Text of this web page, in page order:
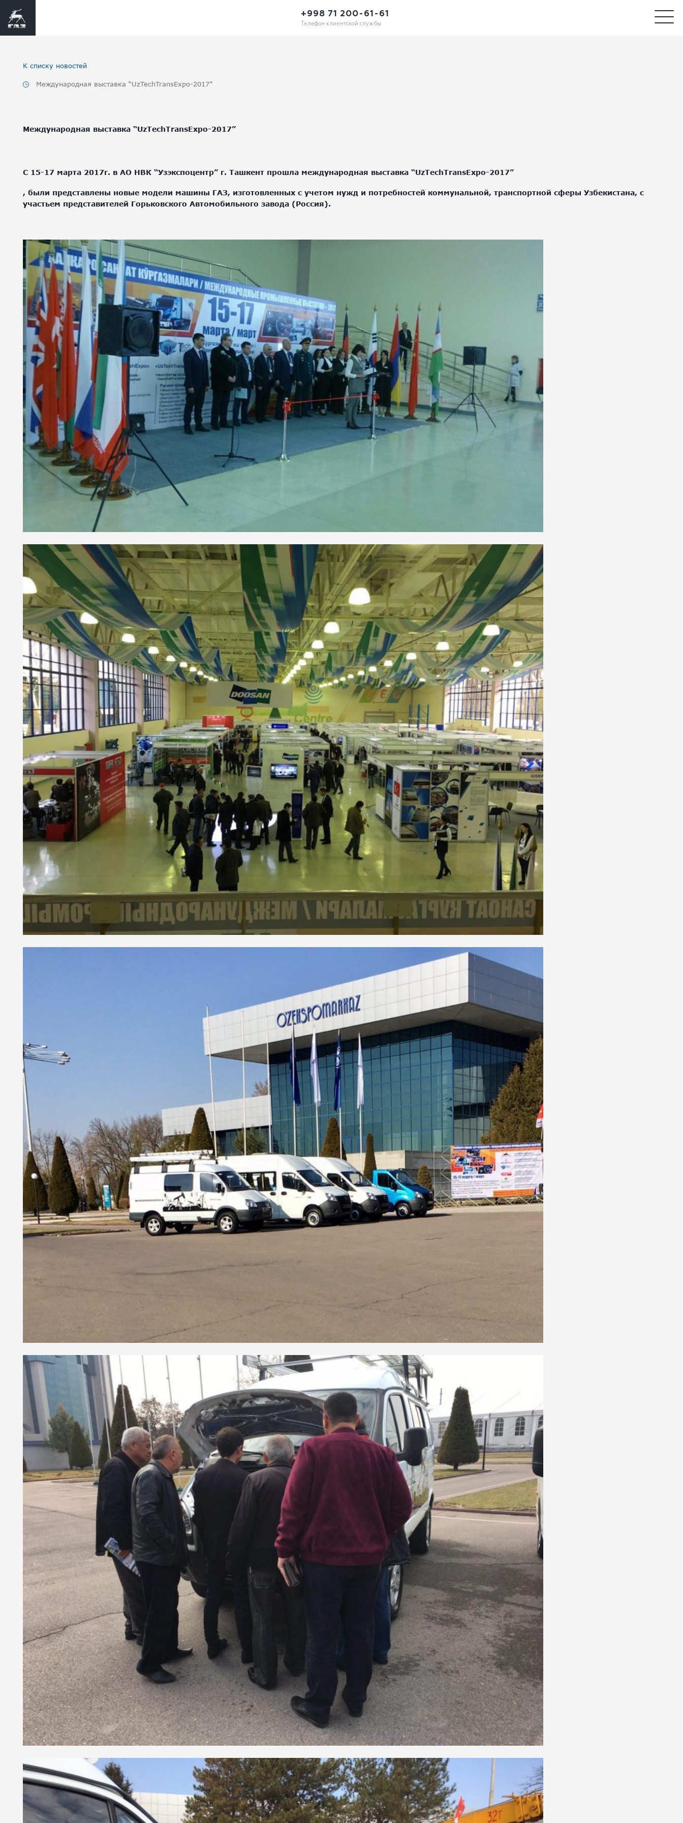
+998 71 200-61-61
Телефон клиентской службы
К списку новостей
Международная выставка “UzTechTransExpo-2017”
Международная выставка “UzTechTransExpo-2017”
С 15-17 марта 2017г. в АО НВК “Узэкспоцентр” г. Ташкент прошла международная выставка “UzTechTransExpo-2017”
, были представлены новые модели машины ГАЗ, изготовленных с учетом нужд и потребностей коммунальной, транспортной сферы Узбекистана, с
участьем представителей Горьковского Автомобильного завода (Россия).